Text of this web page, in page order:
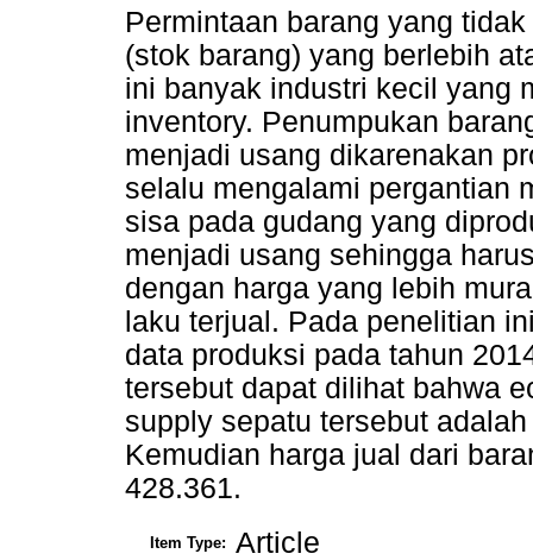
Permintaan barang yang
(stok barang) yang berlebih
ini banyak industri kecil yang
inventory. Penumpukan
menjadi usang dikarenakan
selalu mengalami pergantian
sisa pada gudang yang
menjadi usang sehingga
dengan harga yang lebih
laku terjual. Pada penelitian
data produksi pada tahun
tersebut dapat dilihat bahwa
supply sepatu tersebut
Kemudian harga jual dari
428.361.
Item Type: Article